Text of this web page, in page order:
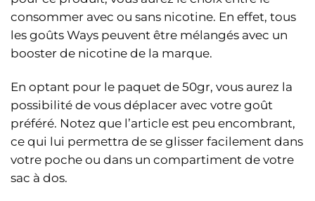
consommer avec ou sans nicotine. En effet, tous
les goûts Ways peuvent être mélangés avec un
booster de nicotine de la marque.
En optant pour le paquet de 50gr, vous aurez la
possibilité de vous déplacer avec votre goût
préféré. Notez que l’article est peu encombrant,
ce qui lui permettra de se glisser facilement dans
votre poche ou dans un compartiment de votre
sac à dos.